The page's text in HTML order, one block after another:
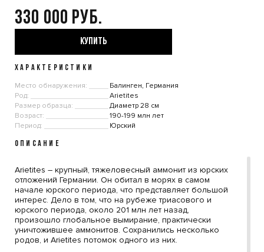
330 000
КУПИТЬ
ХАРАКТЕРИСТИКИ
Место обнаружения:
Балинген, Германия
Род:
Arietites
Размер образца:
Диаметр 28 см
Возраст:
190-199 млн лет
Период:
Юрский
ОПИСАНИЕ
Arietites – крупный, тяжеловесный аммонит из юрских
отложений Германии. Он обитал в морях в самом
начале юрского периода, что представляет большой
интерес. Дело в том, что на рубеже триасового и
юрского периода, около 201 млн лет назад,
произошло глобальное вымирание, практически
уничтожившее аммонитов. Сохранились несколько
родов, и Arietites потомок одного из них.